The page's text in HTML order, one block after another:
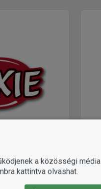
a közösségi média
kattintva olvashat.